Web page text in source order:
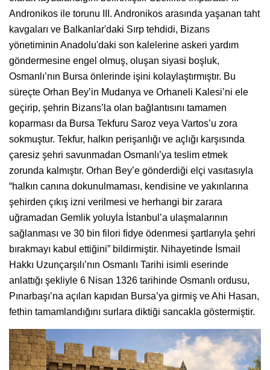
Andronikos ile torunu III. Andronikos arasında yaşanan taht
kavgaları ve Balkanlar'daki Sırp tehdidi, Bizans
yönetiminin Anadolu'daki son kalelerine askeri yardım
göndermesine engel olmuş, oluşan siyasi boşluk,
Osmanlı’nın Bursa önlerinde işini kolaylaştırmıştır. Bu
süreçte Orhan Bey’in Mudanya ve Orhaneli Kalesi’ni ele
geçirip, şehrin Bizans’la olan bağlantısını tamamen
koparması da Bursa Tekfuru Saroz veya Vartos’u zora
sokmuştur. Tekfur, halkın perişanlığı ve açlığı karşısında
çaresiz şehri savunmadan Osmanlı’ya teslim etmek
zorunda kalmıştır. Orhan Bey’e gönderdiği elçi vasıtasıyla
“halkın canına dokunulmaması, kendisine ve yakınlarına
şehirden çıkış izni verilmesi ve herhangi bir zarara
uğramadan Gemlik yoluyla İstanbul’a ulaşmalarının
sağlanması ve 30 bin filori fidye ödenmesi şartlarıyla şehri
bırakmayı kabul ettiğini” bildirmiştir. Nihayetinde İsmail
Hakkı Uzunçarşılı’nın Osmanlı Tarihi isimli eserinde
anlattığı şekliyle 6 Nisan 1326 tarihinde Osmanlı ordusu,
Pınarbaşı’na açılan kapıdan Bursa’ya girmiş ve Ahi Hasan,
fethin tamamlandığını surlara diktiği sancakla göstermiştir.